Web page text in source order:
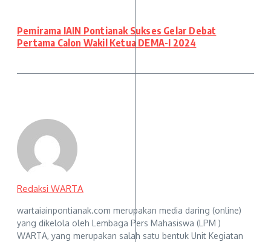
Pemirama IAIN Pontianak Sukses Gelar Debat
Pertama Calon Wakil Ketua DEMA-I 2024
Redaksi WARTA
wartaiainpontianak.com merupakan media daring (online)
yang dikelola oleh Lembaga Pers Mahasiswa (LPM )
WARTA, yang merupakan salah satu bentuk Unit Kegiatan